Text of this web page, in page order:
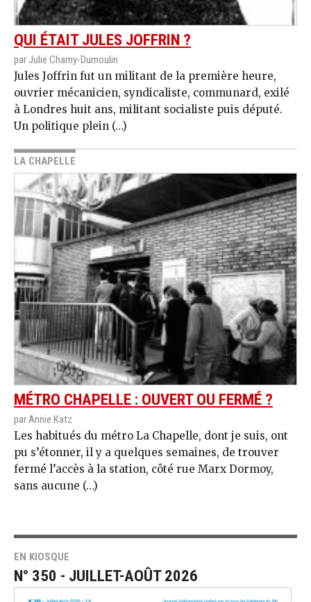
QUI ÉTAIT JULES JOFFRIN ?
par Julie Charny-Dumoulin
Jules Joffrin fut un militant de la première heure,
ouvrier mécanicien, syndicaliste, communard, exilé
à Londres huit ans, militant socialiste puis député.
Un politique plein (…)
LA CHAPELLE
MÉTRO CHAPELLE : OUVERT OU FERMÉ ?
par Annie Katz
Les habitués du métro La Chapelle, dont je suis, ont
pu s’étonner, il y a quelques semaines, de trouver
fermé l’accès à la station, côté rue Marx Dormoy,
sans aucune (…)
EN KIOSQUE
N° 350 - JUILLET-AOÛT 2026